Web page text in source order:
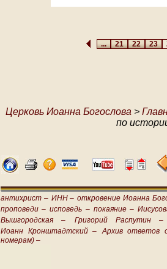
...212223
Церковь Иоанна Богослова >
по
антихрист – ИНН – откровение Иоанна
проповеди – исповедь – покаяние –
Вышгородская –
Григорий Распутин –
Иоанн Кронштадтский –
Архив ответов
номерам) –